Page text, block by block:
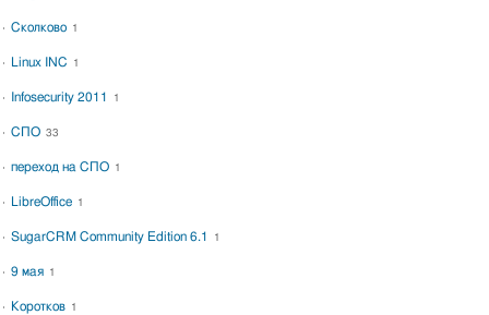
Сколково 1
Linux INC 1
Infosecurity 2011 1
СПО 33
переход на СПО 1
LibreOffice 1
SugarCRM Community Edition 6.1 1
9 мая 1
Коротков 1